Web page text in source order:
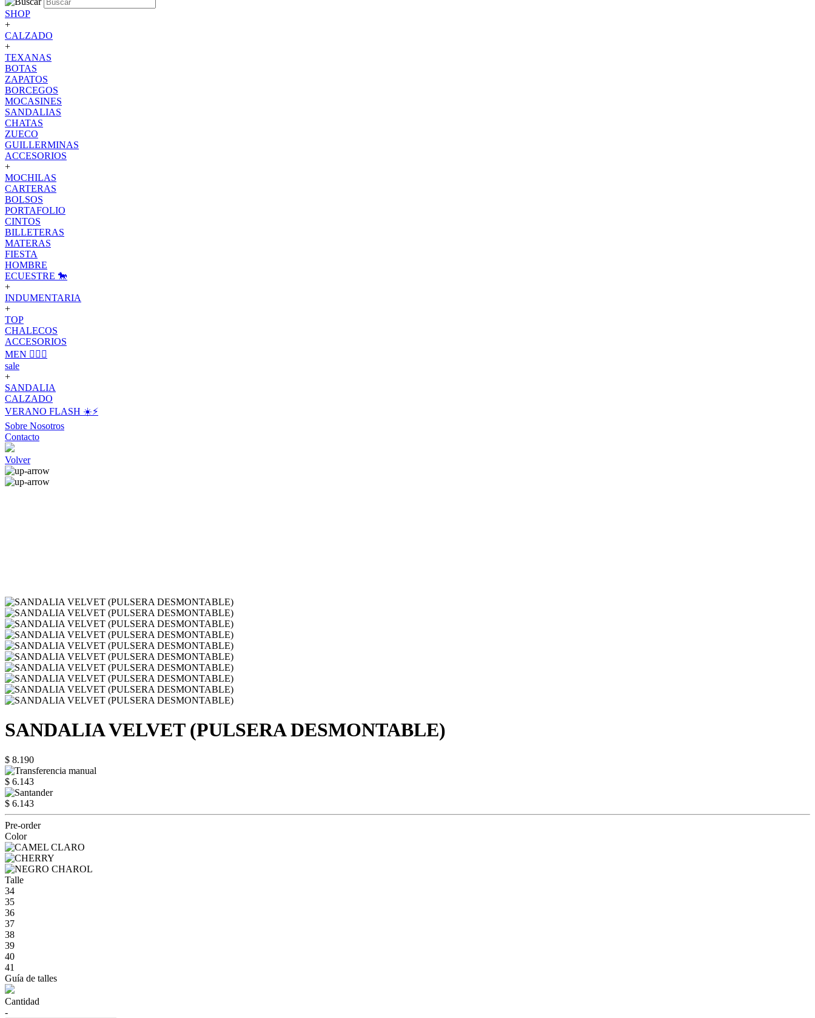
SHOP
+
CALZADO
+
TEXANAS
BOTAS
ZAPATOS
BORCEGOS
MOCASINES
SANDALIAS
CHATAS
ZUECO
GUILLERMINAS
ACCESORIOS
+
MOCHILAS
CARTERAS
BOLSOS
PORTAFOLIO
CINTOS
BILLETERAS
MATERAS
FIESTA
HOMBRE
ECUESTRE 🐎
+
INDUMENTARIA
+
TOP
CHALECOS
ACCESORIOS
MEN 🙋🏽‍♂️
sale
+
SANDALIA
CALZADO
VERANO FLASH ☀️⚡️
Sobre Nosotros
Contacto
Volver
SANDALIA VELVET (PULSERA DESMONTABLE)
$ 8.190
$ 6.143
$ 6.143
Pre-order
Color
Talle
34
35
36
37
38
39
40
41
Guía de talles
Cantidad
-